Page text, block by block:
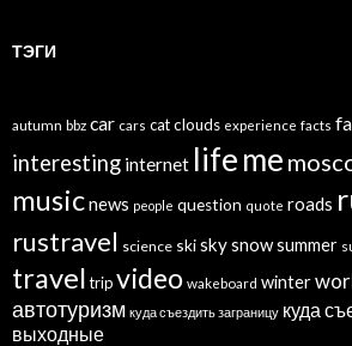
ТЭГИ
autumn bbz car cars catclouds experience facts
interesting internet lifeme
musicnews people question quote roads
rustravel science skiskysnowsummer
travel tripvideo wakeboard winter
автотуризм куда съездить заграницу куда
выходные